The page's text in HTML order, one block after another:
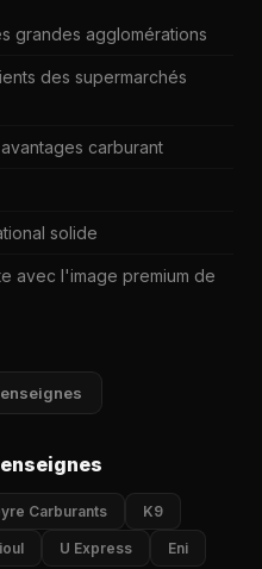
grandes agglomérations
des supermarchés
carburant
solide
avec l'image premium de
Carburants K9
U Express Eni